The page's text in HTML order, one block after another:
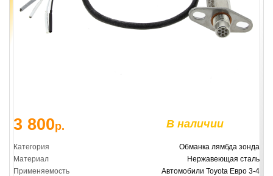
3 800р. В наличии
Категория
Обманка лямбда зонда
Материал
Нержавеющая сталь
Применяемость
Автомобили Toyota Евро 3-4